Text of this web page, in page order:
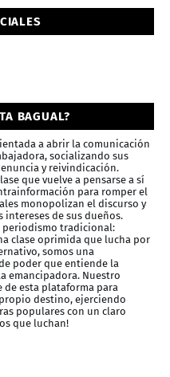
BAGUAL?
a abrir la comunicación
socializando sus
y reivindicación.
que vuelve a pensarse a sí
para romper el
monopolizan el discurso y
de sus dueños.
periodismo tradicional:
clase oprimida que lucha por
somos una
poder que entiende la
emancipadora. Nuestro
esta plataforma para
destino, ejerciendo
populares con un claro
que luchan!